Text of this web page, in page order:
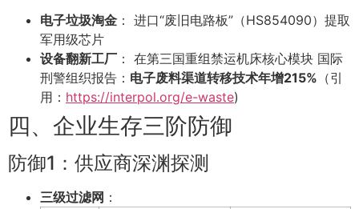
电子垃圾淘金 ： 进口“废旧电路板”（HS854090）提取
军用级芯片
设备翻新工厂 ： 在第三国重组禁运机床核心模块 国际
刑警组织报告： 电子废料渠道转移技术年增215% （引
用： https://interpol.org/e-waste)
四、企业生存三阶防御
防御1：供应商深渊探测
三级过滤网 ：